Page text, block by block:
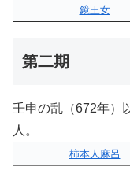
鏡王女
第二期
壬申の乱（672年）
人。
柿本人麻呂